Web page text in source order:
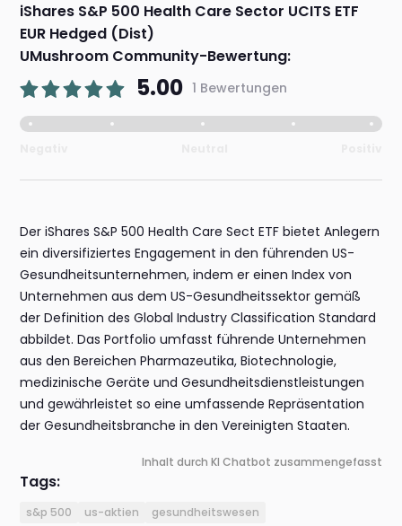
iShares S&P 500 Health Care Sector UCITS ETF
EUR Hedged (Dist)
UMushroom Community-Bewertung:
5.00 1 Bewertungen
Der iShares S&P 500 Health Care Sect ETF bietet Anlegern
ein diversifiziertes Engagement in den führenden US-
Gesundheitsunternehmen, indem er einen Index von
Unternehmen aus dem US-Gesundheitssektor gemäß
der Definition des Global Industry Classification Standard
abbildet. Das Portfolio umfasst führende Unternehmen
aus den Bereichen Pharmazeutika, Biotechnologie,
medizinische Geräte und Gesundheitsdienstleistungen
und gewährleistet so eine umfassende Repräsentation
der Gesundheitsbranche in den Vereinigten Staaten.
Inhalt durch KI Chatbot zusammengefasst
Tags:
s&p 500 us-aktien gesundheitswesen